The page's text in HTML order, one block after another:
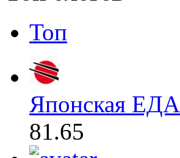
Топ
Японская ЕДА
81.65